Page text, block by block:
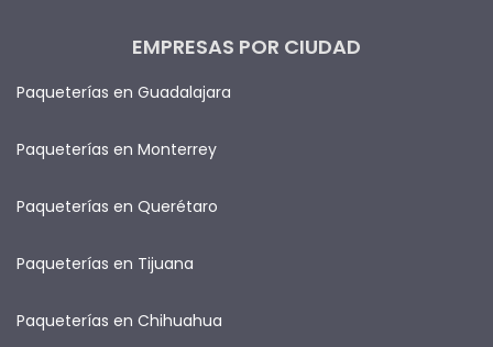
EMPRESAS POR CIUDAD
Paqueterías en Guadalajara
Paqueterías en Monterrey
Paqueterías en Querétaro
Paqueterías en Tijuana
Paqueterías en Chihuahua